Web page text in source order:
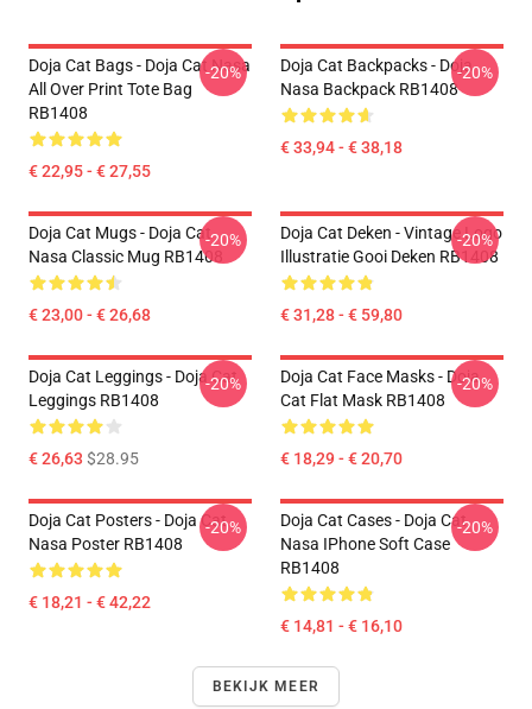
Doja Cat Bags - Doja Cat Nasa
All Over Print Tote Bag
RB1408
€ 22,95 - € 27,55
-20%
Doja Cat Backpacks - Doja
Nasa Backpack RB1408
€ 33,94 - € 38,18
-20%
Doja Cat Mugs - Doja Cat
Nasa Classic Mug RB1408
€ 23,00 - € 26,68
-20%
Doja Cat Deken - Vintage Logo
Illustratie Gooi Deken RB1408
€ 31,28 - € 59,80
-20%
Doja Cat Leggings - Doja Cat
Leggings RB1408
€ 26,63 $28.95
-20%
Doja Cat Face Masks - Doja
Cat Flat Mask RB1408
€ 18,29 - € 20,70
-20%
Doja Cat Posters - Doja Cat
Nasa Poster RB1408
€ 18,21 - € 42,22
-20%
Doja Cat Cases - Doja Cat
Nasa IPhone Soft Case
RB1408
€ 14,81 - € 16,10
-20%
BEKIJK MEER